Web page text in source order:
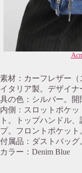
素材：カーフレザー（
イタリア製。デザイ
具の色：シルバー。開
内側：スロットポケ
ト。トップハンドル
プ。フロントポケット
付属品：ダストバッグ
カラー：Denim Blue